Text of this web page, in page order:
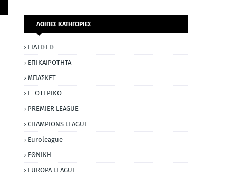
ΛΟΙΠΕΣ ΚΑΤΗΓΟΡΙΕΣ
ΕΙΔΗΣΕΙΣ
ΕΠΙΚΑΙΡΟΤΗΤΑ
ΜΠΑΣΚΕΤ
ΕΞΩΤΕΡΙΚΟ
PREMIER LEAGUE
CHAMPIONS LEAGUE
Euroleague
ΕΘΝΙΚΗ
EUROPA LEAGUE